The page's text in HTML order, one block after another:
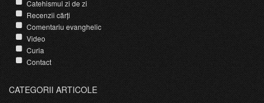
Catehismul zi de zi
Recenzii cărți
Comentariu evanghelic
Video
Curia
Contact
CATEGORII ARTICOLE